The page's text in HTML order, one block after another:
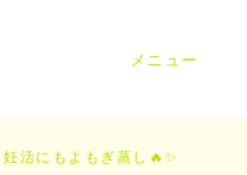
メニュー
妊活にもよもぎ蒸し🔥✨